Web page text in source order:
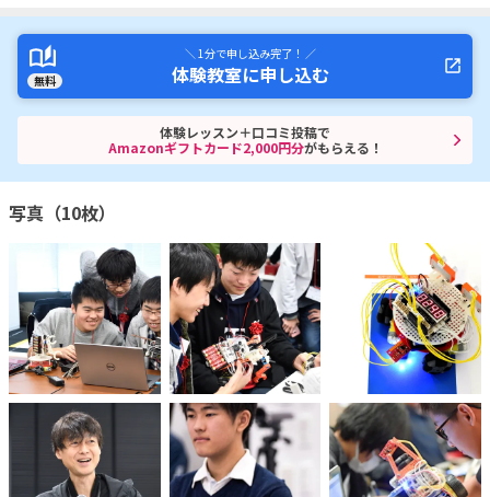
無料
＼ 1分で申し込み完了！ ／
体験教室に申し込む
体験レッスン＋口コミ投稿で
Amazonギフトカード2,000円分がもらえる！
写真（10枚）